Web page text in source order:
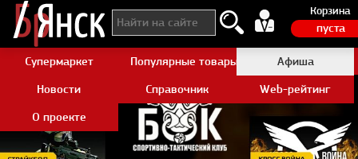
Корзина
пуста
Супермаркет Популярные товары AliexpressАфиша
Новости
Справочник
Web-рейтинг
О проекте